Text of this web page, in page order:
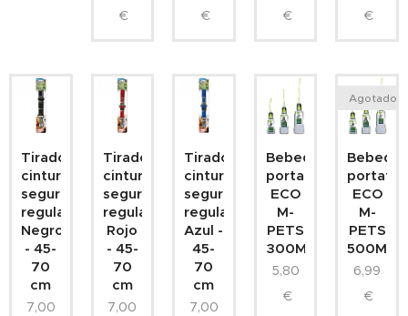
€
€
€
€
Tirador
cinturon
seguridad
regulable
Negro
- 45-
70
cm
7,00
Tirador
cinturon
seguridad
regulable
Rojo
- 45-
70
cm
7,00
Tirador
cinturon
seguridad
regulable
Azul -
45-
70
cm
7,00
Bebedero
portatil
ECO
M-
PETS
300ML.
5,80
€
portatil
ECO
M-
PETS
500ML.
Agotado
6,99
€